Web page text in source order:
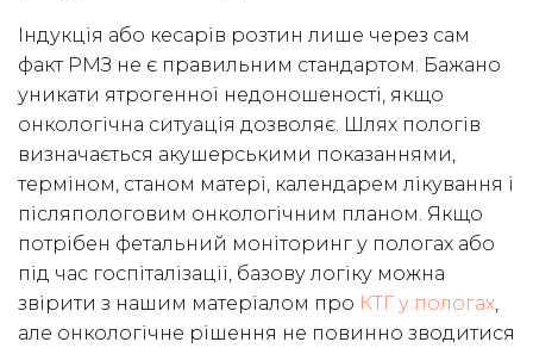
Індукція або кесарів розтин лише через сам
факт РМЗ не є правильним стандартом. Бажано
уникати ятрогенної недоношеності, якщо
онкологічна ситуація дозволяє. Шлях пологів
визначається акушерськими показаннями,
терміном, станом матері, календарем лікування і
післяпологовим онкологічним планом. Якщо
потрібен фетальний моніторинг у пологах або
під час госпіталізації, базову логіку можна
звірити з нашим матеріалом про КТГ у пологах,
але онкологічне рішення не повинно зводитися